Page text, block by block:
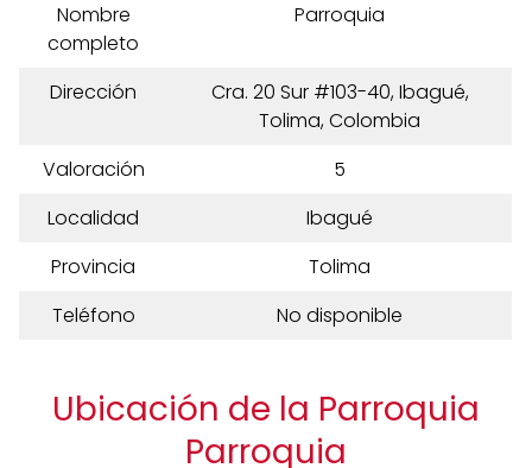
Nombre
completo
Parroquia
Dirección
Cra. 20 Sur #103-40, Ibagué,
Tolima, Colombia
Valoración
5
Localidad
Ibagué
Provincia
Tolima
Teléfono
No disponible
Ubicación de la Parroquia
Parroquia